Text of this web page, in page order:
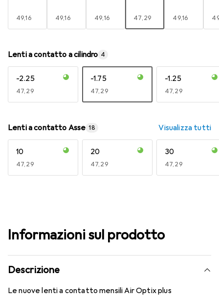
EUR
49,16 EUR
49,16 EUR
49,16 EUR
47,29 EUR
49,16
Lenti a contatto a cilindro 4
-2.25
EUR
47,29
-1.75
EUR
47,29
-1.25
EUR
47,29
Lenti a contatto Asse 18 Visualizza tutti
10
EUR
47,29
20
EUR
47,29
30
EUR
47,29
Informazioni sul prodotto
Descrizione
Le nuove lenti a contatto mensili Air Optix plus